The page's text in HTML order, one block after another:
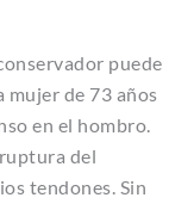
puede
mujer de 73 años
en el hombro.
del
tendones. Sin